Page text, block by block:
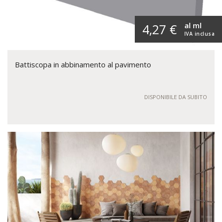
4,27 € IVA inclusa
al ml
Battiscopa in abbinamento al pavimento
DISPONIBILE DA SUBITO